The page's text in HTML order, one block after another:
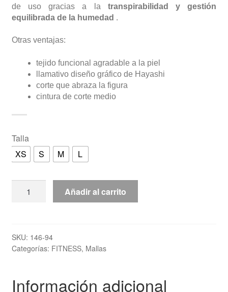
de uso gracias a la transpirabilidad y gestión
equilibrada de la humedad .
Otras ventajas:
tejido funcional agradable a la piel
llamativo diseño gráfico de Hayashi
corte que abraza la figura
cintura de corte medio
Talla
XS
S M L
Hayashi
cantidad
Añadir al carrito
SKU: 146-94
Categorías: FITNESS, Mallas
Información adicional